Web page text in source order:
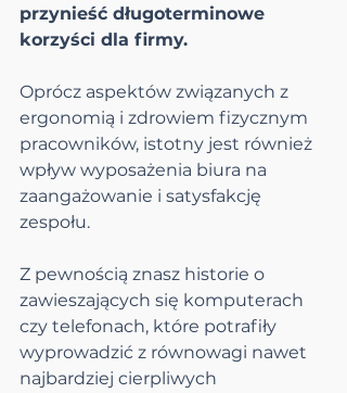
przynieść długoterminowe
korzyści dla firmy.
Oprócz aspektów związanych z
ergonomią i zdrowiem fizycznym
pracowników, istotny jest również
wpływ wyposażenia biura na
zaangażowanie i satysfakcję
zespołu.
Z pewnością znasz historie o
zawieszających się komputerach
czy telefonach, które potrafiły
wyprowadzić z równowagi nawet
najbardziej cierpliwych